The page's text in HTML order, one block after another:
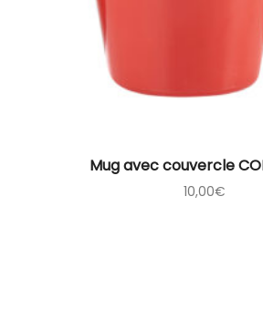
Mug avec couvercle
10,00€